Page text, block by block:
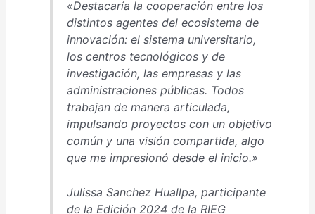
«Destacaría la cooperación entre los
distintos agentes del ecosistema de
innovación: el sistema universitario,
los centros tecnológicos y de
investigación, las empresas y las
administraciones públicas. Todos
trabajan de manera articulada,
impulsando proyectos con un objetivo
común y una visión compartida, algo
que me impresionó desde el inicio.»
Julissa Sanchez Huallpa, participante
de la Edición 2024 de la RIEG